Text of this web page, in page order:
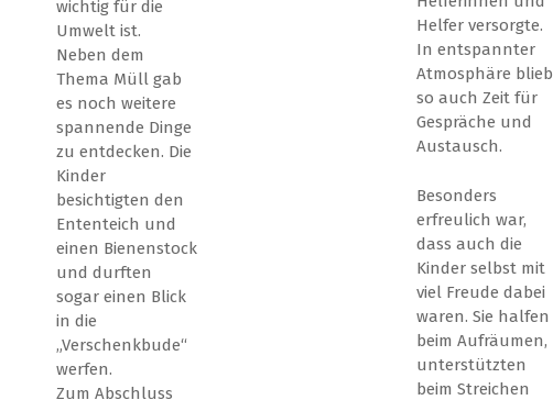
wichtig für die
Umwelt ist.
Neben dem
Thema Müll gab
es noch weitere
spannende Dinge
zu entdecken. Die
Kinder
besichtigten den
Ententeich und
einen Bienenstock
und durften
sogar einen Blick
in die
„Verschenkbude“
werfen.
Zum Abschluss
Helfer versorgte.
In entspannter
Atmosphäre blieb
so auch Zeit für
Gespräche und
Austausch.
Besonders
erfreulich war,
dass auch die
Kinder selbst mit
viel Freude dabei
waren. Sie halfen
beim Aufräumen,
unterstützten
beim Streichen